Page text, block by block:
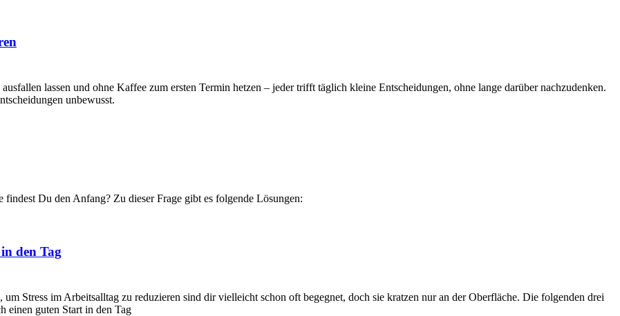
lassen und ohne Kaffee zum ersten Termin hetzen – jeder trifft täglich kleine Entscheidungen, ohne lange darüber nachzudenken.
unbewusst.
Du den Anfang? Zu dieser Frage gibt es folgende Lösungen:
den Tag
Stress im Arbeitsalltag zu reduzieren sind dir vielleicht schon oft begegnet, doch sie kratzen nur an der Oberfläche. Die folgenden drei
einen guten Start in den Tag